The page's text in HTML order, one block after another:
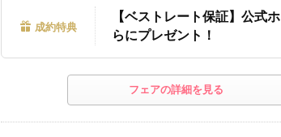
成約特典
【ベストレート保証】公式
らにプレゼント！
フェアの詳細を見る